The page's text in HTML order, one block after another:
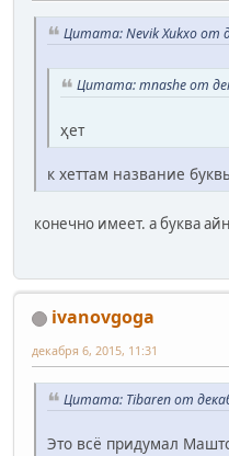
Цитата: Nevik Xukxo от
Цитата: mnashe от
ҳет
к хеттам название
конечно имеет. а буква
ivanovgoga
декабря 6, 2015, 11:31
Цитата: Tibaren от
Это всё придумал